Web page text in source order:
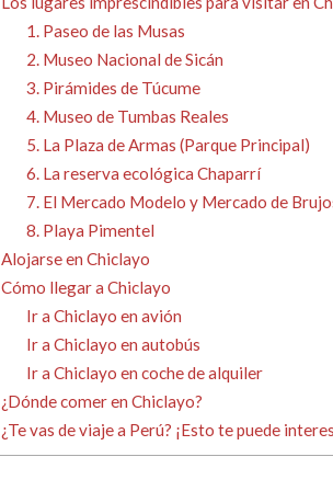
1. Paseo de las Musas
2. Museo Nacional de Sicán
3. Pirámides de Túcume
4. Museo de Tumbas Reales
5. La Plaza de Armas (Parque Principal)
6. La reserva ecológica Chaparrí
7. El Mercado Modelo y Mercado de
8. Playa Pimentel
Alojarse en Chiclayo
Cómo llegar a Chiclayo
Ir a Chiclayo en avión
Ir a Chiclayo en autobús
Ir a Chiclayo en coche de alquiler
¿Dónde comer en Chiclayo?
¿Te vas de viaje a Perú? ¡Esto te puede